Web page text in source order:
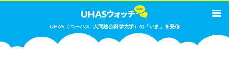
UHAS（ユーハス=人間総合科学大学）の「いま」を発信